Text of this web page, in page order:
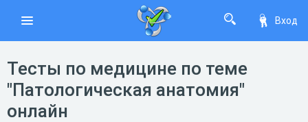
Вход
Тесты по медицине по теме
"Патологическая анатомия"
онлайн